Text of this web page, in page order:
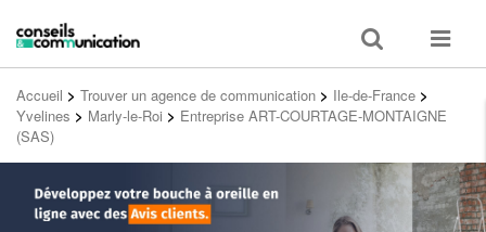
Toggle
search
Toggle
Accueil > Trouver un agence de communication > Ile-de-France >
Yvelines > Marly-le-Roi > Entreprise ART-COURTAGE-MONTAIGNE
(SAS)